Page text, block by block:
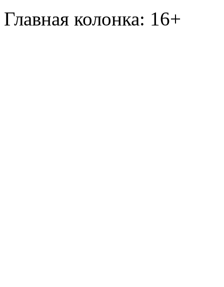
Главная колонка: 16+